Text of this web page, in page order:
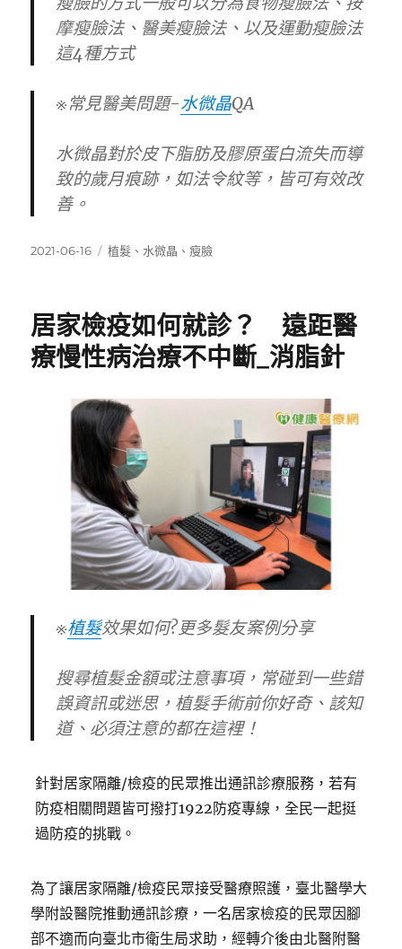
摩瘦臉法、醫美瘦臉法、以及運動瘦臉法
這4種方式
※常見醫美問題-水微晶QA
水微晶對於皮下脂肪及膠原蛋白流失而導
致的歲月痕跡，如法令紋等，皆可有效改
善。
發
2021-06-16
標
植髮 、 水微晶 、瘦臉
居家檢疫如何就診？ 遠距醫
療慢性病治療不中斷_消脂針
※植髮效果如何?更多髮友案例分享
搜尋植髮金額或注意事項，常碰到一些錯
誤資訊或迷思，植髮手術前你好奇、該知
道、必須注意的都在這裡！
針對居家隔離/檢疫的民眾推出通訊診療服務，若有
防疫相關問題皆可撥打1922防疫專線，全民一起挺
過防疫的挑戰。
為了讓居家隔離/檢疫民眾接受醫療照護，臺北醫學大
學附設醫院推動通訊診療，一名居家檢疫的民眾因腳
部不適而向臺北市衛生局求助，經轉介後由北醫附醫